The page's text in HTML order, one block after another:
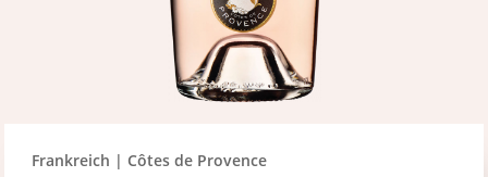
Frankreich | Côtes de Provence